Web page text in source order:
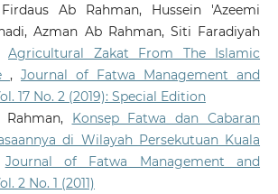
Ab Rahman, Hussein 'Azeemi
Azman Ab Rahman, Siti Faradiyah
Agricultural Zakat From The Islamic
, Journal of Fatwa Management and
17 No. 2 (2019): Special Edition
Konsep Fatwa dan Cabaran
di Wilayah Persekutuan Kuala
Journal of Fatwa Management and
2 No. 1 (2011)